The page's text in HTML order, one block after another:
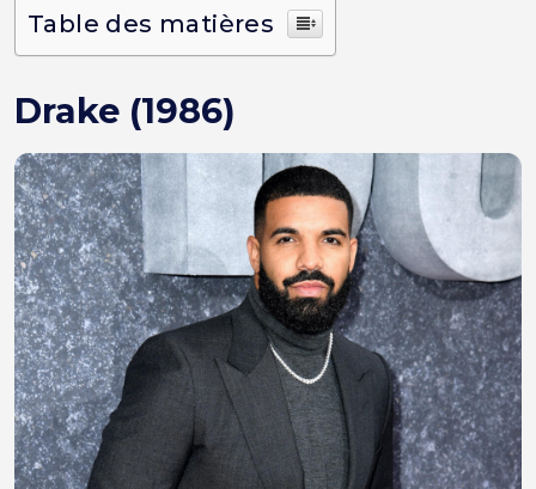
Table des matières
Drake (1986)